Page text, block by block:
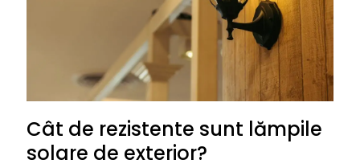
40- lampa solară de exterior cu senzor de
mișcare Ousam LED Solar Lights
41- lampa solară de exterior cu senzor de mișcare
Xihomery Solar Lights
42- lampa solară de exterior cu senzor de
mișcare Neloodony Upgraded Solar Lights
43- lampa solară de exterior cu senzor de
mișcare Xikezan Solar Lights
44- lampa solară de exterior cu senzor de
Cât de rezistente sunt lămpile
solare de exterior?